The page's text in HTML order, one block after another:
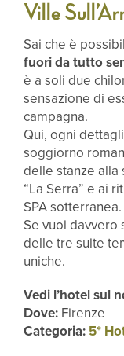
Ville
Sai che è
fuori da tutto
è a soli due
sensazione di
campagna.
Qui, ogni
soggiorno
delle stanze alla
“La Serra” e ai
SPA sotterranea.
Se vuoi davvero
delle tre suite
uniche.
Vedi l’hotel sul
Dove: Firenze
Categoria: 5*